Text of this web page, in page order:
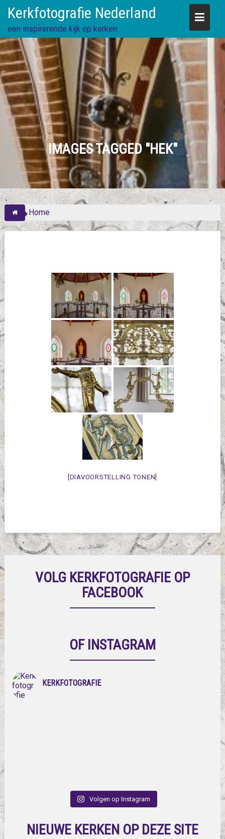
content
Kerkfotografie Nederland
een inspirerende kijk op kerken
IMAGES TAGGED "HEK"
Home
[DIAVOORSTELLING TONEN]
VOLG KERKFOTOGRAFIE OP
FACEBOOK
OF INSTAGRAM
KERKFOTOGRAFIE
Volgen op Instagram
NIEUWE KERKEN OP DEZE SITE